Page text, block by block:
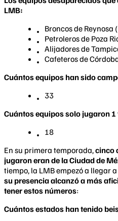
LMB:
Broncos de Reynosa
Petroleros de Poza
Alijadores de
Cafeteros de
Cuántos equipos han sido
33
Cuántos equipos solo jugaron
18
En su primera temporada,cinco
jugaron eran de la Ciudad de
tiempo, la LMB empezó a llegar
su presencia alcanzó a más
tener estos números:
Cuántos estados han tenido